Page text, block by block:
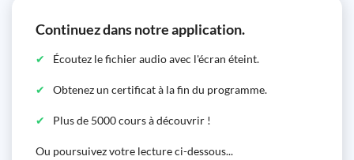
Continuez dans notre application.
Écoutez le fichier audio avec l'écran éteint.
Obtenez un certificat à la fin du programme.
Plus de 5000 cours à découvrir !
Ou poursuivez votre lecture ci-dessous...